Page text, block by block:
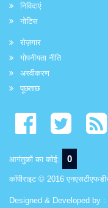
निविदाएं
नोटिस
रोज़गार
गोपनीयता नीति
अस्वीकरण
पूछताछ
आगंतुकों का कोई: 0
कॉपीराइट © 2016
Designed & Developed by :